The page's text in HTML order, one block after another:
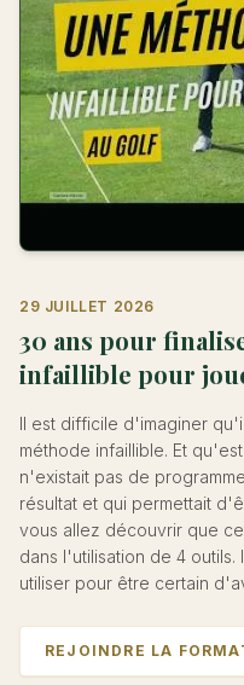
29 JUILLET 2026
30 ans pour
infaillible pour
Il est difficile d'imaginer
méthode infaillible. Et
n'existait pas de
résultat et qui permettait
vous allez découvrir que
dans l'utilisation de 4
utiliser pour être certain
REJOINDRE LA